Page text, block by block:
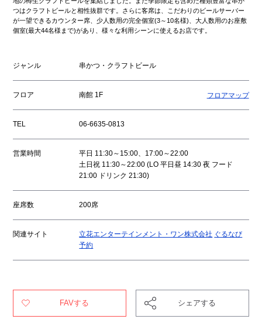
つはクラフトビールと相性抜群です。さらに客席は、こだわりのビールサーバー
が一望できるカウンター席、少人数用の完全個室(3～10名様)、大人数用のお座敷
個室(最大44名様まで)があり、様々な利用シーンに使えるお店です。
ジャンル 串かつ・クラフトビール
フロア 南館 1F フロアマップ
TEL 06-6635-0813
営業時間
平日 11:30～15:00、17:00～22:00
土日祝 11:30～22:00 (LO 平日昼 14:30 夜 フード
21:00 ドリンク 21:30)
座席数 200席
関連サイト 立花エンターテインメント・ワン株式会社 ぐるなび
予約
FAVする シェアする